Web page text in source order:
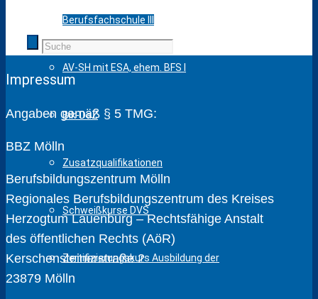
Berufsfachschule III
AV-SH mit ESA, ehem. BFS I
Bik-DaZ
Zusatzqualifikationen
Schweißkurse DVS
Zertifizierungskurs Ausbildung der
Impressum
Angaben gemäß § 5 TMG:
BBZ Mölln
Berufsbildungszentrum Mölln
Regionales Berufsbildungszentrum des Kreises
Herzogtum Lauenburg – Rechtsfähige Anstalt
des öffentlichen Rechts (AöR)
Kerschensteinerstraße 2
23879 Mölln